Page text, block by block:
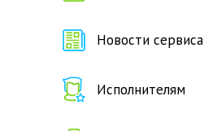
Новости сервиса
Исполнителям